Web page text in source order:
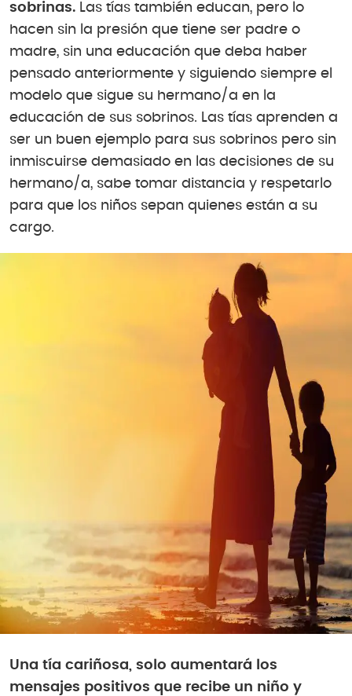
sobrinas. Las tías también educan, pero lo
hacen sin la presión que tiene ser padre o
madre, sin una educación que deba haber
pensado anteriormente y siguiendo siempre el
modelo que sigue su hermano/a en la
educación de sus sobrinos. Las tías aprenden a
ser un buen ejemplo para sus sobrinos pero sin
inmiscuirse demasiado en las decisiones de su
hermano/a, sabe tomar distancia y respetarlo
para que los niños sepan quienes están a su
cargo.
Una tía cariñosa, solo aumentará los
mensajes positivos que recibe un niño y